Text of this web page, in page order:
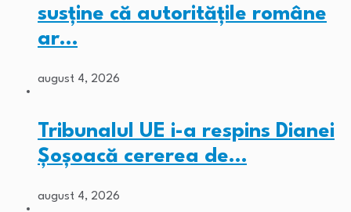
susține că autoritățile române
ar…
august 4, 2026
Tribunalul UE i-a respins Dianei
Șoșoacă cererea de…
august 4, 2026